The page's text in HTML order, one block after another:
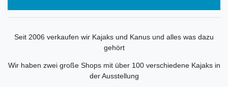
Seit 2006 verkaufen wir Kajaks und Kanus und alles was dazu
gehört
Wir haben zwei große Shops mit über 100 verschiedene Kajaks in
der Ausstellung